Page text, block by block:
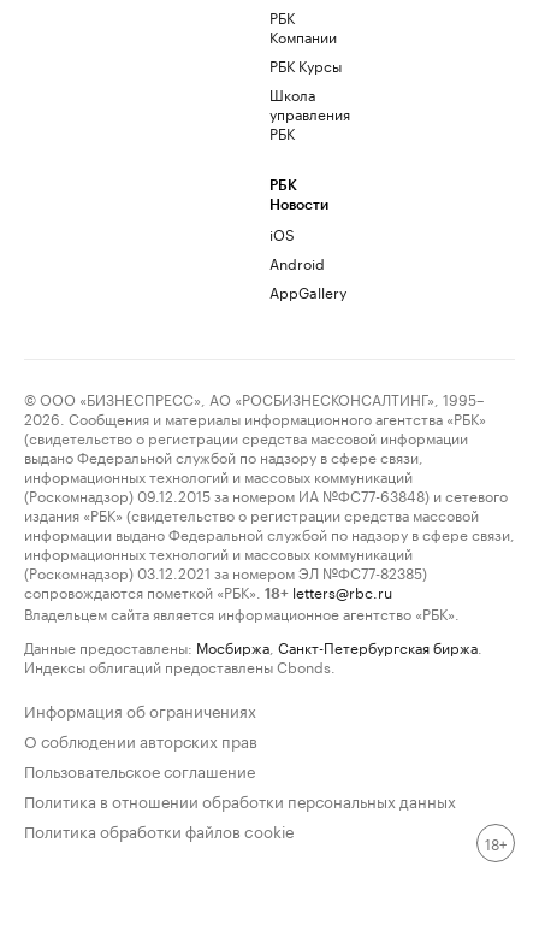
РБК
Компании
РБК Курсы
Школа
управления
РБК
РБК
Новости
iOS
Android
AppGallery
© ООО «БИЗНЕСПРЕСС», АО «РОСБИЗНЕСКОНСАЛТИНГ», 1995–
2026. Сообщения и материалы информационного агентства «РБК»
(свидетельство о регистрации средства массовой информации
выдано Федеральной службой по надзору в сфере связи,
информационных технологий и массовых коммуникаций
(Роскомнадзор) 09.12.2015 за номером ИА №ФС77-63848) и сетевого
издания «РБК» (свидетельство о регистрации средства массовой
информации выдано Федеральной службой по надзору в сфере связи,
информационных технологий и массовых коммуникаций
(Роскомнадзор) 03.12.2021 за номером ЭЛ №ФС77-82385)
сопровождаются пометкой «РБК».
18+ letters@rbc.ru
Владельцем сайта является информационное агентство «РБК».
Данные предоставлены: Мосбиржа Санкт-Петербургская биржа
Индексы облигаций предоставлены Cbonds.
Информация об ограничениях
О соблюдении авторских прав
Пользовательское соглашение
Политика в отношении обработки персональных данных
Политика обработки файлов cookie
18+